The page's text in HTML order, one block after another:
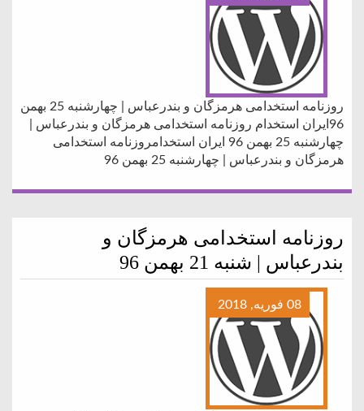
روزنامه استخدامی هرمزگان و بندرعباس | چهارشنبه 25 بهمن
96ایران استخدام روزنامه استخدامی هرمزگان و بندرعباس |
چهارشنبه 25 بهمن 96 ایران استخدامروزنامه استخدامی
هرمزگان و بندرعباس | چهارشنبه 25 بهمن 96
روزنامه استخدامی هرمزگان و
بندرعباس | شنبه 21 بهمن 96
08 فوریه, 2018